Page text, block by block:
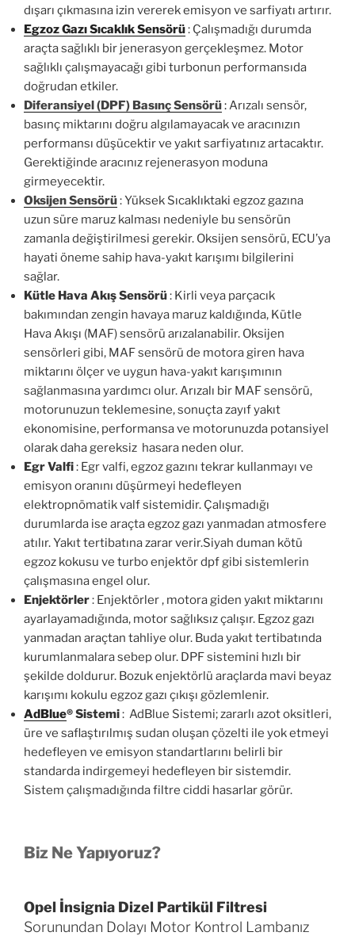
dışarı çıkmasına izin vererek emisyon ve sarfiyatı artırır.
Egzoz Gazı Sıcaklık Sensörü: Çalışmadığı durumda
araçta sağlıklı bir jenerasyon gerçekleşmez. Motor
sağlıklı çalışmayacağı gibi turbonun performansıda
doğrudan etkiler.
Diferansiyel (DPF) Basınç Sensörü:Arızalı sensör,
basınç miktarını doğru algılamayacak ve aracınızın
performansı düşücektir ve yakıt sarfiyatınız artacaktır.
Gerektiğinde aracınız rejenerasyon moduna
girmeyecektir.
Oksijen Sensörü: Yüksek Sıcaklıktaki egzoz gazına
uzun süre maruz kalması nedeniyle bu sensörün
zamanla değiştirilmesi gerekir. Oksijen sensörü, ECU’ya
hayati öneme sahip hava-yakıt karışımı bilgilerini
sağlar.
Kütle Hava Akış Sensörü: Kirli veya parçacık
bakımından zengin havaya maruz kaldığında, Kütle
Hava Akışı (MAF) sensörü arızalanabilir. Oksijen
sensörleri gibi, MAF sensörü de motora giren hava
miktarını ölçer ve uygun hava-yakıt karışımının
sağlanmasına yardımcı olur. Arızalı bir MAF sensörü,
motorunuzun teklemesine, sonuçta zayıf yakıt
ekonomisine, performansa ve motorunuzda potansiyel
olarak daha gereksiz hasara neden olur.
Egr Valfi: Egr valfi, egzoz gazını tekrar kullanmayı ve
emisyon oranını düşürmeyi hedefleyen
elektropnömatik valf sistemidir. Çalışmadığı
durumlarda ise araçta egzoz gazı yanmadan atmosfere
atılır. Yakıt tertibatına zarar verir.Siyah duman kötü
egzoz kokusu ve turbo enjektör dpf gibi sistemlerin
çalışmasına engel olur.
Enjektörler: Enjektörler , motora giden yakıt miktarını
ayarlayamadığında, motor sağlıksız çalışır. Egzoz gazı
yanmadan araçtan tahliye olur. Buda yakıt tertibatında
kurumlanmalara sebep olur. DPF sistemini hızlı bir
şekilde doldurur. Bozuk enjektörlü araçlarda mavi beyaz
karışımı kokulu egzoz gazı çıkışı gözlemlenir.
AdBlue®Sistemi: AdBlue Sistemi; zararlı azot oksitleri,
üre ve saflaştırılmış sudan oluşan çözelti ile yok etmeyi
hedefleyen ve emisyon standartlarını belirli bir
standarda indirgemeyi hedefleyen bir sistemdir.
Sistem çalışmadığında filtre ciddi hasarlar görür.
Biz Ne Yapıyoruz?
Opel İnsignia Dizel Partikül Filtresi
Sorunundan Dolayı Motor Kontrol Lambanız